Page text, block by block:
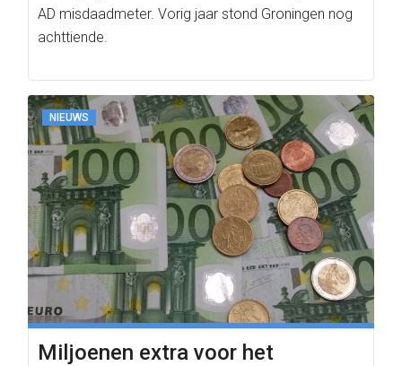
AD misdaadmeter. Vorig jaar stond Groningen nog
achttiende.
NIEUWS
Miljoenen extra voor het